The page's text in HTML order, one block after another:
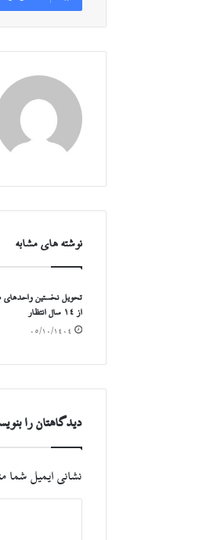
نوشته های مشابه
از ۱۴ سال انتظار
۰۵/۱۰/۱۴۰۴
دیدگاهتان را
نشانی ایمیل شما